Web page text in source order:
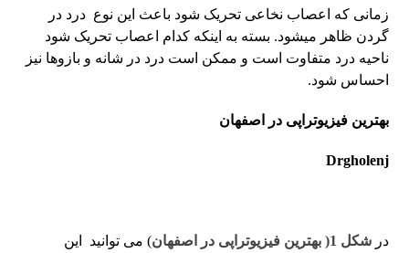
زمانی که اعصاب نخاعی تحریک شود باعث این نوع درد در
گردن ظاهر میشود. بسته به اینکه کدام اعصاب تحریک شود
ناحیه درد متفاوت است و ممکن است درد در شانه و بازوها نیز
احساس شود.
بهترین فیزیوتراپی در اصفهان
Drgholenj
درشکل 1( بهترین فیزیوتراپی در اصفهان
) می توانید این